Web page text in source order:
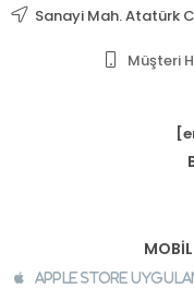
Sanayi Mah. Atatürk
Müşteri
Apple Store